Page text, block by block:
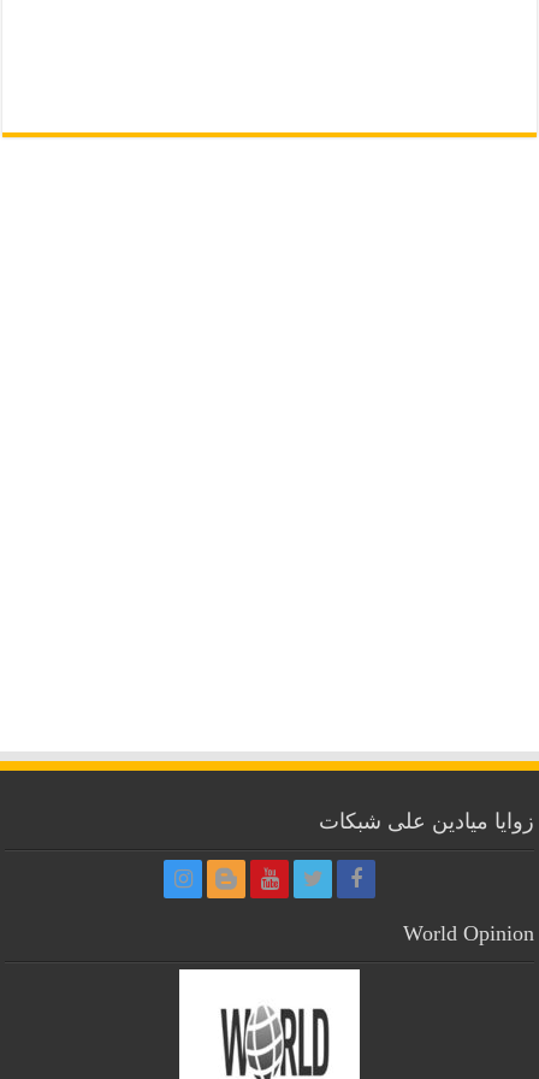
زوايا ميادين على شبكات
World Opinion